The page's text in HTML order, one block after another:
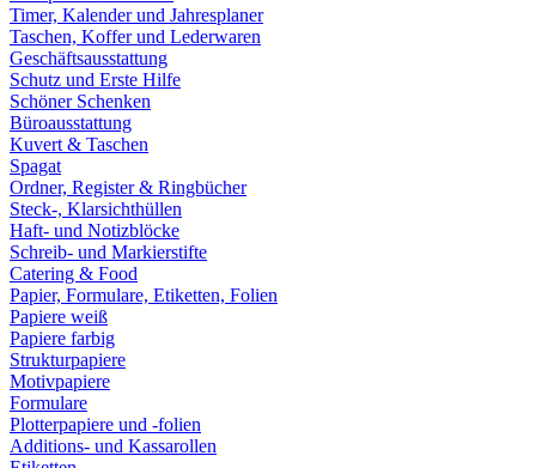
Timer, Kalender und Jahresplaner
Taschen, Koffer und Lederwaren
Geschäftsausstattung
Schutz und Erste Hilfe
Schöner Schenken
Büroausstattung
Kuvert & Taschen
Spagat
Ordner, Register & Ringbücher
Steck-, Klarsichthüllen
Haft- und Notizblöcke
Schreib- und Markierstifte
Catering & Food
Papier, Formulare, Etiketten, Folien
Papiere weiß
Papiere farbig
Strukturpapiere
Motivpapiere
Formulare
Plotterpapiere und -folien
Additions- und Kassarollen